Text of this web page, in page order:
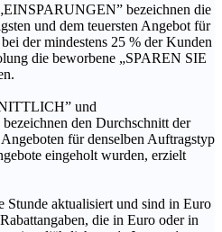
bezeichnen die
und dem teuersten Angebot für
der mindestens 25 % der Kunden
die beworbene „SPAREN SIE
und
den Durchschnitt der
für denselben Auftragstyp
eingeholt wurden, erzielt
Stunde aktualisiert und sind in Euro
die in Euro oder in